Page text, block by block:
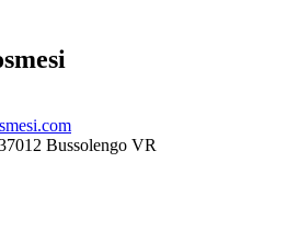
Bussolengo VR